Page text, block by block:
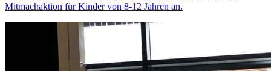
Mitmachaktion für Kinder von 8-12 Jahren an.